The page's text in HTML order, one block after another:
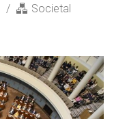
Societal